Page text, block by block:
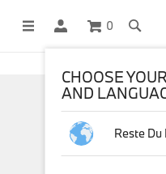
0
BOUTIQUE EN
CHOOSE
AND
Reste Du